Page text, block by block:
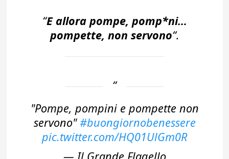
“E allora pompe, pomp*ni…
pompette, non servono“.
"Pompe, pompini e pompette non
servono"#buongiornobenessere
pic.twitter.com/HQ01UlGm0R